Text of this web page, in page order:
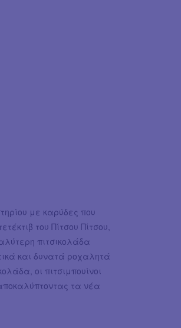
με καρύδες που
του Πίτσου Πίτσου,
πιτσικολάδα
και δυνατά ροχαλητά
οι πιτσιμπουίνοι
τα νέα